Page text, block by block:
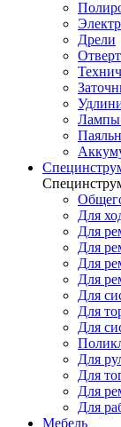
Дрели
Лампы
Для
Для
Для
Для
Для
Для
Для
Для
Для
Для
Для
Для
Мебель